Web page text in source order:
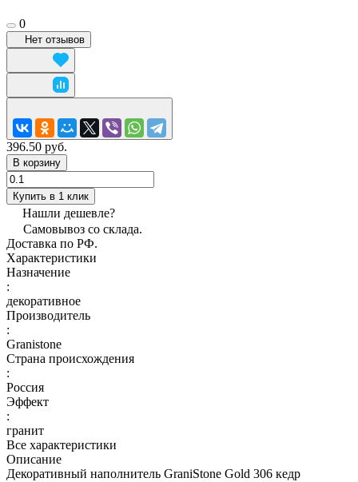
0
Нет отзывов
396.50 руб.
В корзину
Купить в 1 клик
Нашли дешевле?
Самовывоз со склада.
Доставка по РФ.
Характеристики
Назначение
:
декоративное
Производитель
:
Granistone
Страна происхождения
:
Россия
Эффект
:
гранит
Все характеристики
Описание
Декоративный наполнитель GraniStone Gold 306 кедр